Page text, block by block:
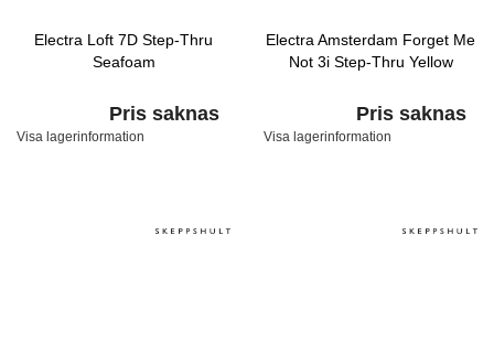
Electra Loft 7D Step-Thru
Seafoam
Pris saknas
Visa lagerinformation
Electra Amsterdam Forget Me
Not 3i Step-Thru Yellow
Pris saknas
Visa lagerinformation